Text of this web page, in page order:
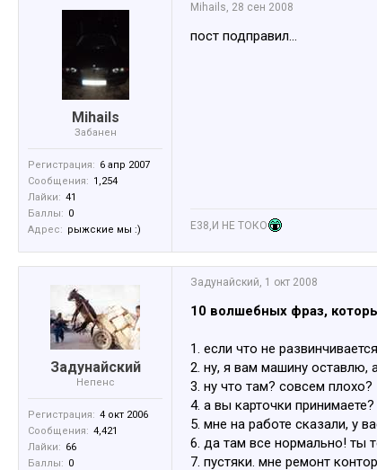
Mihails
Забанен
Регистрация: 6 апр 2007
Сообщения: 1,254
Лайки: 41
Баллы: 0
Адрес: рыжские мы :)
Mihails, 28 сен 2008
пост подправил...
Е38,И НЕ ТОКО
Задунайский
Непенс
Регистрация: 4 окт 2006
Сообщения: 4,421
Лайки: 66
Баллы: 0
Задунайский, 1 окт 2008
10 волшебных фраз,
1. если что не
2. ну, я вам машину оставлю,
3. ну что там? совсем плохо?
4. а вы карточки принимаете?
5. мне на работе сказали, у
6. да там все нормально! ты
7. пустяки. мне ремонт